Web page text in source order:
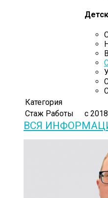
Категория
Стаж Работы
с
ВСЯ